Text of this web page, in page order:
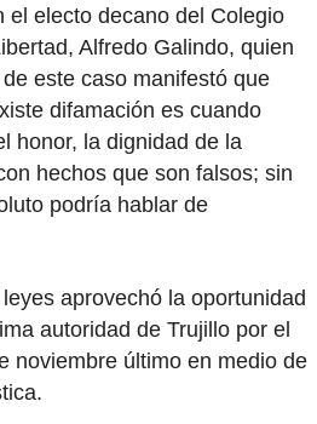
el electo decano del Colegio
Alfredo Galindo, quien
este caso manifestó que
difamación es cuando
honor, la dignidad de la
hechos que son falsos; sin
podría hablar de
aprovechó la oportunidad
autoridad de Trujillo por el
noviembre último en medio de